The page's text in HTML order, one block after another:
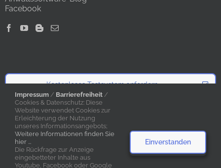
Facebook
Kostenloses Testsystem anfordern
Angebot anfordern
Impressum / Barrierefreiheit /
Cookies & Datenschutz: Diese
Website verwendet Cookies zur
Erleichterung der Nutzung
unseres Informationsangebots;
Weitere Informationen finden Sie
hier ...
Die Rückfrage zur Anzeige
eingebetteter Inhalte aus
Youtube, Facebook oder Google
Einverstanden